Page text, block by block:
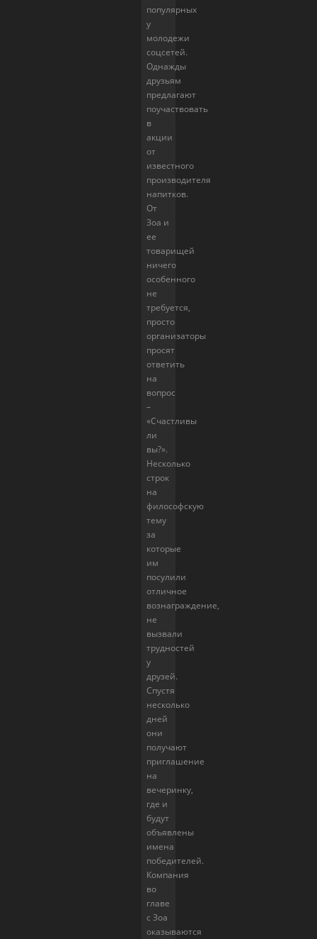
популярных
у
молодежи
соцсетей.
Однажды
друзьям
предлагают
поучаствовать
в
акции
от
известного
производителя
напитков.
От
Зоа и
ее
товарищей
ничего
особенного
не
требуется,
просто
организаторы
просят
ответить
на
вопрос
–
«Счастливы
ли
вы?».
Несколько
строк
на
философскую
тему
за
которые
им
посулили
отличное
вознаграждение,
не
вызвали
трудностей
у
друзей.
Спустя
несколько
дней
они
получают
приглашение
на
вечеринку,
где и
будут
объявлены
имена
победителей.
Компания
во
главе
с Зоа
оказываются